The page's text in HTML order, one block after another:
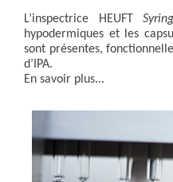
L’inspectrice HEUFT
hypodermiques et les
sont présentes,
d’IPA.
En savoir plus...